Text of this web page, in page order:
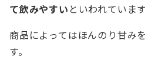
て飲みやすい といわれています
商品によってはほんのり甘み
す。